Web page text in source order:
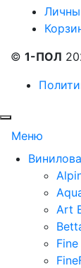
© 1-ПОЛ
Меню
Art